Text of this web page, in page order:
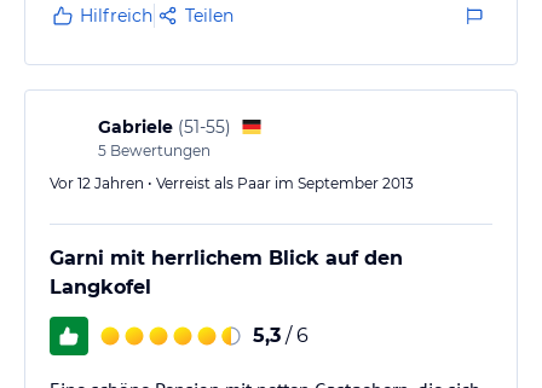
die Sella Ronda fahren.
Hilfreich Teilen
Gabriele (51-55)
5 Bewertungen
Vor 12 Jahren • Verreist als Paar im September 2013
Garni mit herrlichem Blick auf den
Langkofel
5,3 / 6